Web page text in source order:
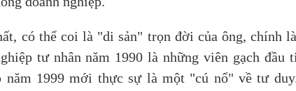
có thể coi là "di sản" trọn đời của ông, chính
tư nhân năm 1990 là những viên gạch
năm 1999 mới thực sự là một "cú nổ" về tư